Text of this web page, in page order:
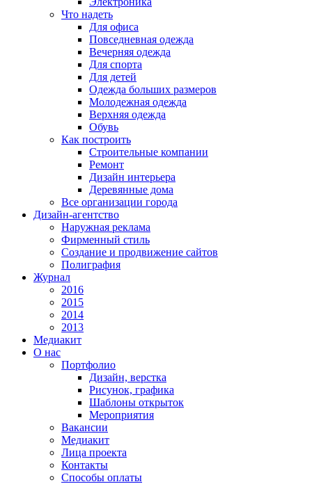
Что надеть
Для офиса
Повседневная одежда
Вечерняя одежда
Для спорта
Для детей
Одежда больших размеров
Молодежная одежда
Верхняя одежда
Обувь
Как построить
Строительные компании
Ремонт
Дизайн интерьера
Деревянные дома
Все организации города
Дизайн-агентство
Наружная реклама
Фирменный стиль
Создание и продвижение сайтов
Полиграфия
Журнал
2016
2015
2014
2013
Медиакит
О нас
Портфолио
Дизайн, верстка
Рисунок, графика
Шаблоны открыток
Мероприятия
Вакансии
Медиакит
Лица проекта
Контакты
Способы оплаты